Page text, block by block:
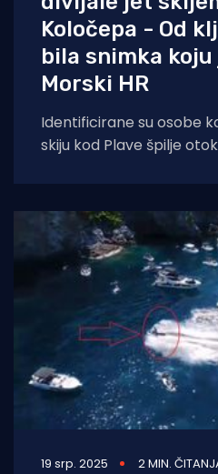
Koločepa - Od
bila snimka
Morski HR
Identificirane su osobe
skiju kod Plave špilje
19 srp. 2025 2 MIN.